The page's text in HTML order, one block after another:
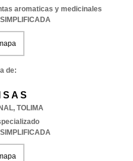
aromaticas y medicinales
de:
A S
, TOLIMA